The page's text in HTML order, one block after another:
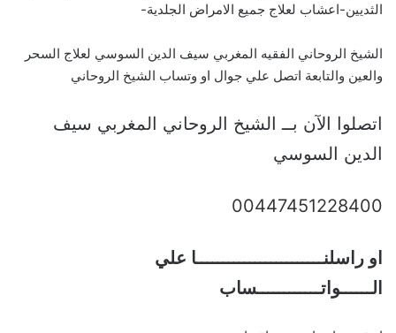
الثديين-اعشاب لعلاج جميع الامراض الجلدية-
الشيخ الروحاني الفقيه المغربي سيف الدين السوسي لعلاج السحر
والعين والتابعة اتصل علي جوال او وتساب الشيخ الروحاني
اتصلوا الآن بــ الشيخ الروحاني المغربي سيف
الدين السوسي
00447451228400
او راسلنــــــــــــــــــــــــا علي
الــــــواتــــــــــــساب